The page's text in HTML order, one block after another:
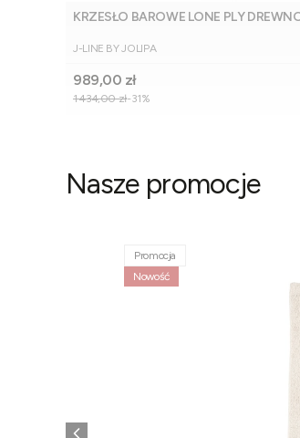
KRZESŁO BAROWE LONE PLY
PRODUCENT
J-LINE BY JOLIPA
Cena promocyjna
989,00 zł
1 434,00 zł-31%
Nasze promocje
Promocja
Nowość